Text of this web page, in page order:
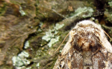
COLOCASIA
CORYLI
Ga direct naar
Verspreiding